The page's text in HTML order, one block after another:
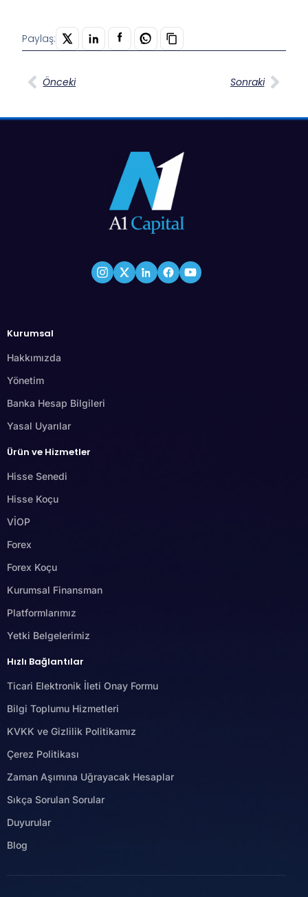
Paylaş:
Önceki Sonraki
Kurumsal
Hakkımızda
Yönetim
Banka Hesap Bilgileri
Yasal Uyarılar
Ürün ve Hizmetler
Hisse Senedi
Hisse Koçu
VİOP
Forex
Forex Koçu
Kurumsal Finansman
Platformlarımız
Yetki Belgelerimiz
Hızlı Bağlantılar
Ticari Elektronik İleti Onay Formu
Bilgi Toplumu Hizmetleri
KVKK ve Gizlilik Politikamız
Çerez Politikası
Zaman Aşımına Uğrayacak Hesaplar
Sıkça Sorulan Sorular
Duyurular
Blog